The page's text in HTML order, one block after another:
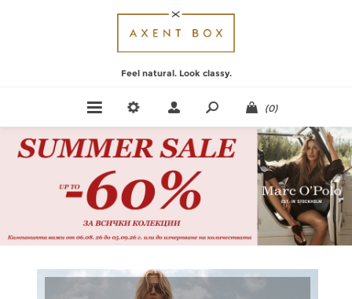
Feel natural. Look classy.
(0)